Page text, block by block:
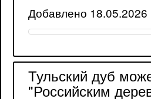
Добавлено 18.05.2026
Тульский дуб
"Российским